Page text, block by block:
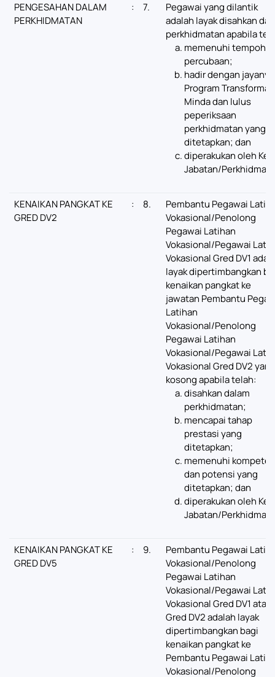
PENGESAHAN DALAM
PERKHIDMATAN
: 7.
Pegawai yang dilantik
adalah layak disahkan
perkhidmatan apabila
memenuhi tempoh
percubaan;
hadir dengan jayanya
Program
Minda dan lulus
peperiksaan
perkhidmatan yang
ditetapkan; dan
diperakukan oleh
Jabatan/
KENAIKAN PANGKAT KE
GRED DV2
: 8.
Pembantu Pegawai
Vokasional/Penolong
Pegawai Latihan
Vokasional/Pegawai
Vokasional Gred DV1
layak dipertimbangkan
kenaikan pangkat ke
jawatan Pembantu
Latihan
Vokasional/Penolong
Pegawai Latihan
Vokasional/Pegawai
Vokasional Gred DV2 yang
kosong apabila telah:
disahkan dalam
perkhidmatan;
mencapai tahap
prestasi yang
ditetapkan;
memenuhi
dan potensi yang
ditetapkan; dan
diperakukan oleh
Jabatan/
KENAIKAN PANGKAT KE
GRED DV5
: 9.
Pembantu Pegawai
Vokasional/Penolong
Pegawai Latihan
Vokasional/Pegawai
Vokasional Gred DV1 atau
Gred DV2 adalah layak
dipertimbangkan bagi
kenaikan pangkat ke
Pembantu Pegawai
Vokasional/Penolong